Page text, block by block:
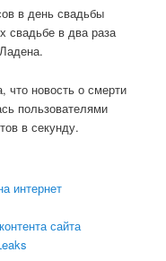
в день свадьбы
свадьбе в два раза
что новость о смерти
пользователями
в секунду.
интернет
сайта